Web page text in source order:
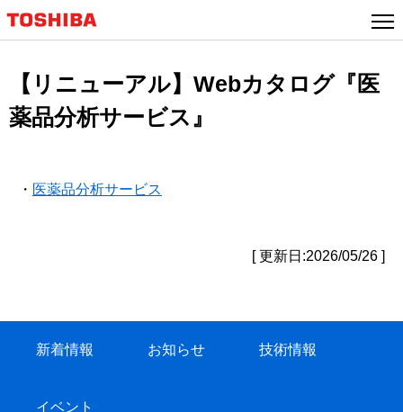
【リニューアル】Webカタログ『医
薬品分析サービス』
・ 医薬品分析サービス
[ 更新日:2026/05/26 ]
新着情報 お知らせ 技術情報
イベント